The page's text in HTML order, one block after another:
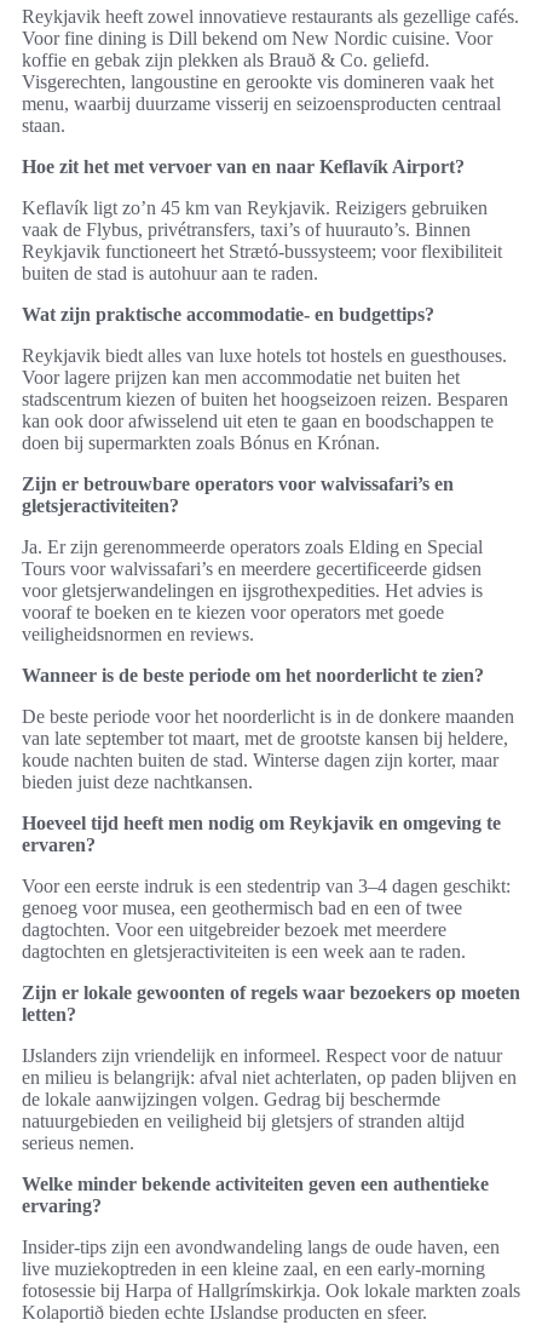
Reykjavik heeft zowel innovatieve restaurants als gezellige cafés.
Voor fine dining is Dill bekend om New Nordic cuisine. Voor
koffie en gebak zijn plekken als Brauð & Co. geliefd.
Visgerechten, langoustine en gerookte vis domineren vaak het
menu, waarbij duurzame visserij en seizoensproducten centraal
staan.
Hoe zit het met vervoer van en naar Keflavík Airport?
Keflavík ligt zo’n 45 km van Reykjavik. Reizigers gebruiken
vaak de Flybus, privétransfers, taxi’s of huurauto’s. Binnen
Reykjavik functioneert het Strætó-bussysteem; voor flexibiliteit
buiten de stad is autohuur aan te raden.
Wat zijn praktische accommodatie- en budgettips?
Reykjavik biedt alles van luxe hotels tot hostels en guesthouses.
Voor lagere prijzen kan men accommodatie net buiten het
stadscentrum kiezen of buiten het hoogseizoen reizen. Besparen
kan ook door afwisselend uit eten te gaan en boodschappen te
doen bij supermarkten zoals Bónus en Krónan.
Zijn er betrouwbare operators voor walvissafari’s en
gletsjeractiviteiten?
Ja. Er zijn gerenommeerde operators zoals Elding en Special
Tours voor walvissafari’s en meerdere gecertificeerde gidsen
voor gletsjerwandelingen en ijsgrothexpedities. Het advies is
vooraf te boeken en te kiezen voor operators met goede
veiligheidsnormen en reviews.
Wanneer is de beste periode om het noorderlicht te zien?
De beste periode voor het noorderlicht is in de donkere maanden
van late september tot maart, met de grootste kansen bij heldere,
koude nachten buiten de stad. Winterse dagen zijn korter, maar
bieden juist deze nachtkansen.
Hoeveel tijd heeft men nodig om Reykjavik en omgeving te
ervaren?
Voor een eerste indruk is een stedentrip van 3–4 dagen geschikt:
genoeg voor musea, een geothermisch bad en een of twee
dagtochten. Voor een uitgebreider bezoek met meerdere
dagtochten en gletsjeractiviteiten is een week aan te raden.
Zijn er lokale gewoonten of regels waar bezoekers op moeten
letten?
IJslanders zijn vriendelijk en informeel. Respect voor de natuur
en milieu is belangrijk: afval niet achterlaten, op paden blijven en
de lokale aanwijzingen volgen. Gedrag bij beschermde
natuurgebieden en veiligheid bij gletsjers of stranden altijd
serieus nemen.
Welke minder bekende activiteiten geven een authentieke
ervaring?
Insider‑tips zijn een avondwandeling langs de oude haven, een
live muziekoptreden in een kleine zaal, en een early‑morning
fotosessie bij Harpa of Hallgrímskirkja. Ook lokale markten zoals
Kolaportið bieden echte IJslandse producten en sfeer.